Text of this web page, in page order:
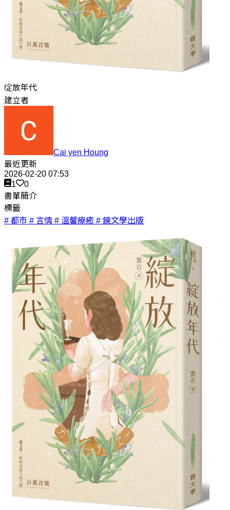
绽放年代
建立者
Cai yen Houng
最近更新
2026-02-20 07:53
1
0
書單簡介
標籤
# 都市 # 言情 # 溫馨療癒 # 鏡文學出版